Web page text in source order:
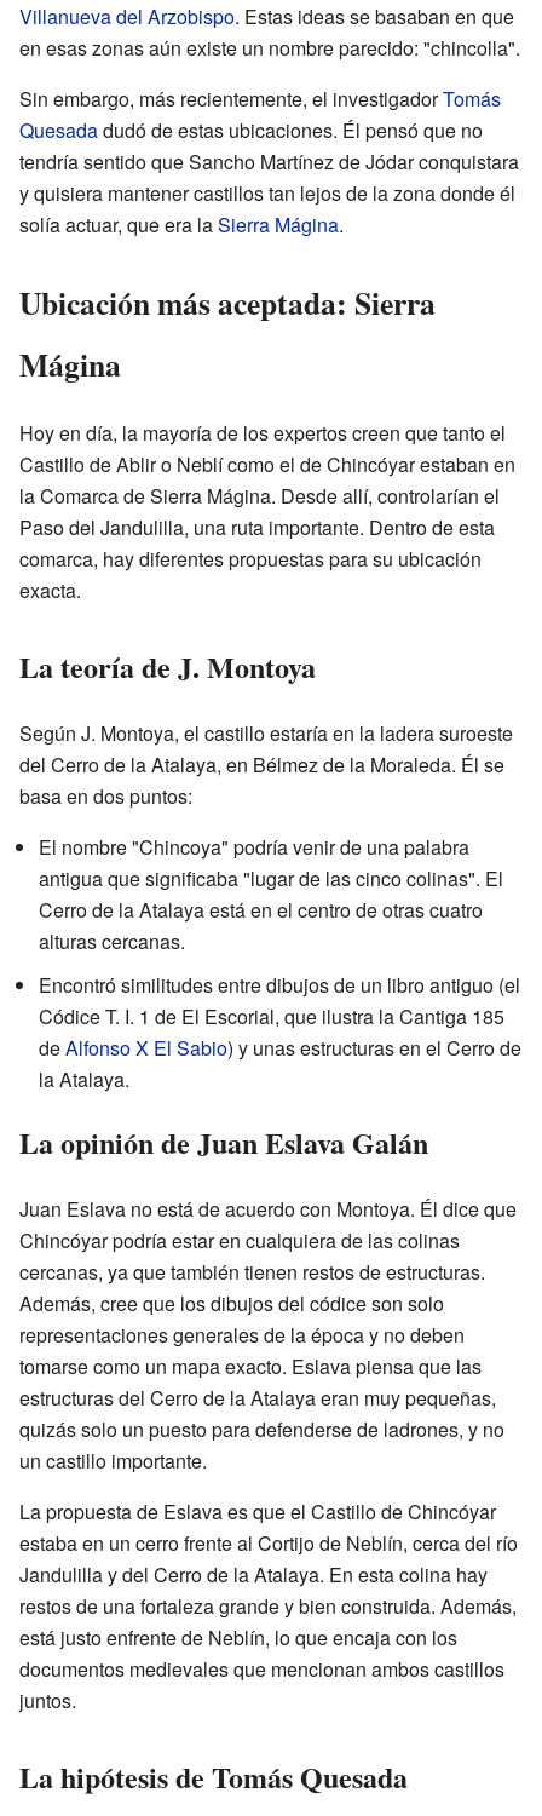
Villanueva del Arzobispo. Estas ideas se basaban en que
en esas zonas aún existe un nombre parecido: "chincolla".
Sin embargo, más recientemente, el investigadorTomás
Quesadadudó de estas ubicaciones. Él pensó que no
tendría sentido que Sancho Martínez de Jódar conquistara
y quisiera mantener castillos tan lejos de la zona donde él
solía actuar, que era laSierra Mágina.
Ubicación más aceptada: Sierra
Mágina
Hoy en día, la mayoría de los expertos creen que tanto el
Castillo de Ablir o Neblí como el de Chincóyar estaban en
la Comarca de Sierra Mágina. Desde allí, controlarían el
Paso del Jandulilla, una ruta importante. Dentro de esta
comarca, hay diferentes propuestas para su ubicación
exacta.
La teoría de J. Montoya
Según J. Montoya, el castillo estaría en la ladera suroeste
del Cerro de la Atalaya, en Bélmez de la Moraleda. Él se
basa en dos puntos:
El nombre "Chincoya" podría venir de una palabra
antigua que significaba "lugar de las cinco colinas". El
Cerro de la Atalaya está en el centro de otras cuatro
alturas cercanas.
Encontró similitudes entre dibujos de un libro antiguo (el
Códice T. I. 1 de El Escorial, que ilustra la Cantiga 185
deAlfonso X El Sabio) y unas estructuras en el Cerro de
la Atalaya.
La opinión de Juan Eslava Galán
Juan Eslava no está de acuerdo con Montoya. Él dice que
Chincóyar podría estar en cualquiera de las colinas
cercanas, ya que también tienen restos de estructuras.
Además, cree que los dibujos del códice son solo
representaciones generales de la época y no deben
tomarse como un mapa exacto. Eslava piensa que las
estructuras del Cerro de la Atalaya eran muy pequeñas,
quizás solo un puesto para defenderse de ladrones, y no
un castillo importante.
La propuesta de Eslava es que el Castillo de Chincóyar
estaba en un cerro frente al Cortijo de Neblín, cerca del río
Jandulilla y del Cerro de la Atalaya. En esta colina hay
restos de una fortaleza grande y bien construida. Además,
está justo enfrente de Neblín, lo que encaja con los
documentos medievales que mencionan ambos castillos
juntos.
La hipótesis de Tomás Quesada